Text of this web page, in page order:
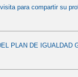
para compartir su
PLAN DE IGUALDAD